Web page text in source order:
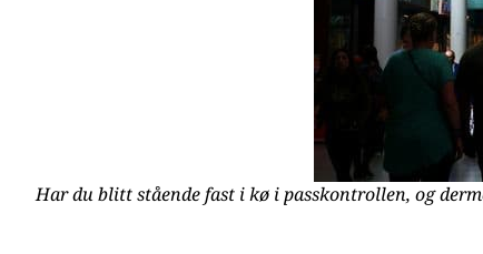
Har du blitt stående fast i kø i passkontrollen, og